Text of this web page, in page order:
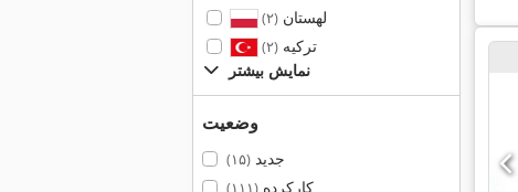
لهستان(۲)
ترکیه(۲)
نمایش بیشتر
وضعیت
جدید(۱۵)
کارکرده(۱۱۱)